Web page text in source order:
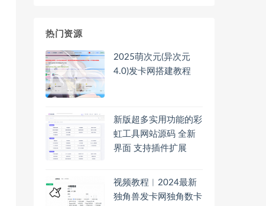
热门资源
2025萌次元(异次元
4.0)发卡网搭建教程
新版超多实用功能的彩
虹工具网站源码 全新
界面 支持插件扩展
视频教程︱2024最新
独角兽发卡网独角数卡